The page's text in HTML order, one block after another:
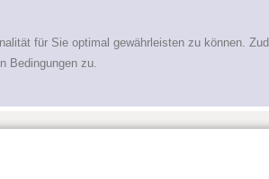
für Sie optimal gewährleisten zu können.
Bedingungen zu.